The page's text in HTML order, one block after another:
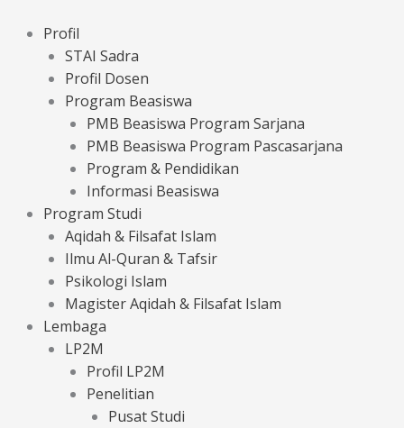
Profil
STAI Sadra
Profil Dosen
Program Beasiswa
PMB Beasiswa Program Sarjana
PMB Beasiswa Program Pascasarjana
Program & Pendidikan
Informasi Beasiswa
Program Studi
Aqidah & Filsafat Islam
Ilmu Al-Quran & Tafsir
Psikologi Islam
Magister Aqidah & Filsafat Islam
Lembaga
LP2M
Profil LP2M
Penelitian
Pusat Studi